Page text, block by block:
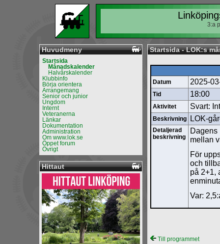
3:a
Huvudmeny
Startsida
Månadskalender
Halvårskalender
Klubbinfo
Börja orientera
Arrangemang
Senior och junior
Ungdom
Internt
Veteranerna
Länkar
Dokumentation
Administration
Om www.lok.se
Öppet forum
Övrigt
Hittaut
Startsida - LOK:s
Datum 2025-
Tid 18:00
Aktivitet Svart:
Beskrivning LOK-
Detaljerad
beskrivning
Dagens
mellan
För
och
på 2+1,
Var:
Till programmet